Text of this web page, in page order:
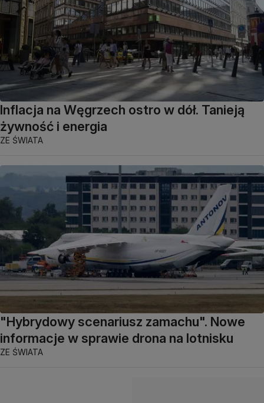
Inflacja na Węgrzech ostro w dół. Tanieją
żywność i energia
ZE ŚWIATA
"Hybrydowy scenariusz zamachu". Nowe
informacje w sprawie drona na lotnisku
ZE ŚWIATA